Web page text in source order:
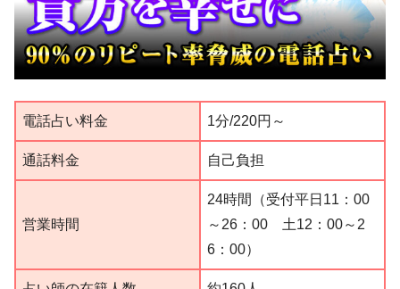
電話占い料金 1分/220円～
通話料金 自己負担
営業時間
24時間（受付平日11：00
～26：00 土12：00～2
6：00）